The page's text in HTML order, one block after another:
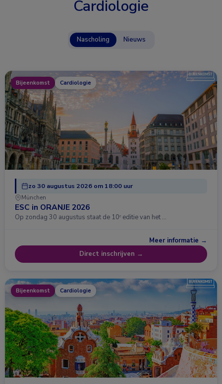
Cardiologie
Nascholing Nieuws
Bijeenkomst Cardiologie
zo 30 augustus 2026 om 18:00 uur
München
ESC in ORANJE 2026
Op zondag 30 augustus staat de 10ᵉ editie van het …
Meer informatie →
Direct inschrijven →
Bijeenkomst Cardiologie